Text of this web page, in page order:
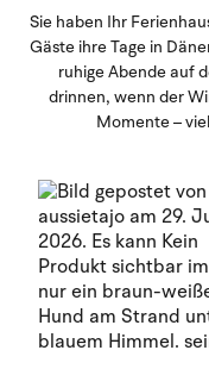
Sie haben Ihr
Gäste ihre Tage in
ruhige Abende auf
drinnen, wenn der
Momente –